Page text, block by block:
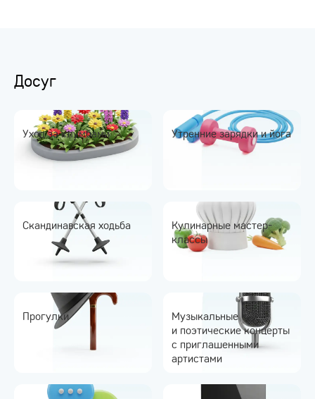
Досуг
Уход за клумбами Утренние зарядки и йога
Скандинавская ходьба
Кулинарные мастер-
классы
Прогулки
Музыкальные
и поэтические концерты
с приглашенными
артистами